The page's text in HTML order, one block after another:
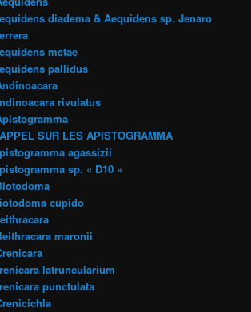
diadema & Aequidens sp. Jenaro
metae
pallidus
rivulatus
SUR LES APISTOGRAMMA
agassizii
sp. « D10 »
cupido
maronii
latruncularium
punctulata